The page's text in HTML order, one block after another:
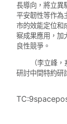
長導向，將立異
平安韌性等作為
市的效能定位和
察成果應用，加
良性競爭。
（李立峰
研討中間特約研